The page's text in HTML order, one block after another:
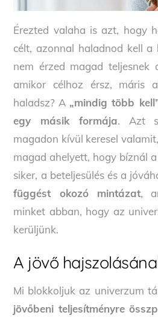
Érezted valaha is azt, hogy
célt, azonnal haladnod kell a
nem érzed magad teljesnek
amikor célhoz érsz, máris
haladsz? A „mindig több
egy másik formája. Azt
magadon kívül keresel
magad ahelyett, hogy bíznál
siker, a beteljesülés és a
függést okozó mintázat,
minket abban, hogy az
kerüljünk.
A jövő
Mi blokkoljuk az univerzum
jövőbeni teljesítményre